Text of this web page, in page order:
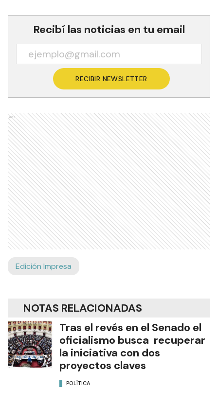
Recibí las noticias en tu email
RECIBIR NEWSLETTER
Ads
Edición Impresa
NOTAS RELACIONADAS
Tras el revés en el Senado el
oficialismo busca recuperar
la iniciativa con dos
proyectos claves
POLÍTICA